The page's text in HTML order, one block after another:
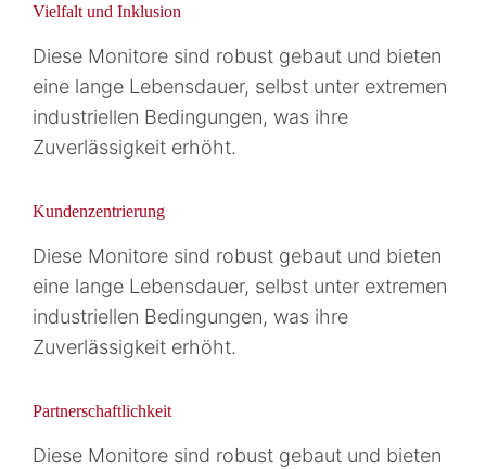
Vielfalt und Inklusion
Diese Monitore sind robust gebaut und bieten
eine lange Lebensdauer, selbst unter extremen
industriellen Bedingungen, was ihre
Zuverlässigkeit erhöht.
Kundenzentrierung
Diese Monitore sind robust gebaut und bieten
eine lange Lebensdauer, selbst unter extremen
industriellen Bedingungen, was ihre
Zuverlässigkeit erhöht.
Partnerschaftlichkeit
Diese Monitore sind robust gebaut und bieten